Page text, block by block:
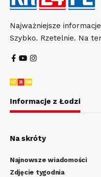
Najważniejsze
Szybko. Rzetelnie. Na
Informacje z Łodzi
Na skróty
Najnowsze wiadomości
Zdjęcie tygodnia